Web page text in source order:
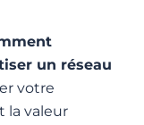
un réseau
votre
la valeur